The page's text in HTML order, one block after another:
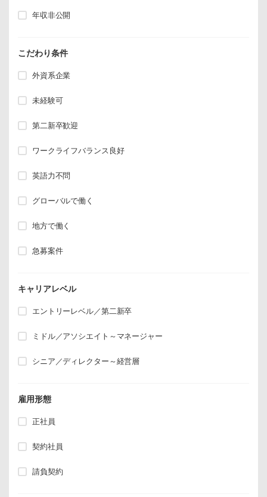
年収非公開
こだわり条件
外資系企業
未経験可
第二新卒歓迎
ワークライフバランス良好
英語力不問
グローバルで働く
地方で働く
急募案件
キャリアレベル
エントリーレベル／第二新卒
ミドル／アソシエイト～マネージャー
シニア／ディレクター～経営層
雇用形態
正社員
契約社員
請負契約